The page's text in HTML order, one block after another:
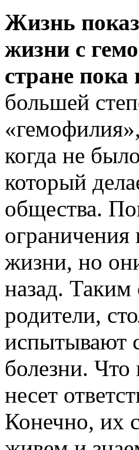
Жизнь
жизни с
стране пока
большей
когда не
который
общества.
жизни, но
назад. Таким
родители,
испытывают
болезни.
несет
Конечно, их